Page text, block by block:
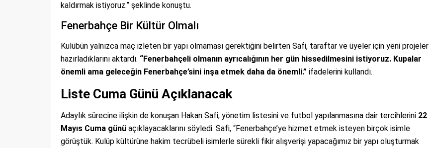
kaldırmak istiyoruz.” şeklinde konuştu.
Fenerbahçe Bir Kültür Olmalı
Kulübün yalnızca maç izleten bir yapı olmaması gerektiğini belirten Safi, taraftar ve üyeler için yeni projeler
hazırladıklarını aktardı. “Fenerbahçeli olmanın ayrıcalığının her gün hissedilmesini istiyoruz. Kupalar
önemli ama geleceğin Fenerbahçe’sini inşa etmek daha da önemli.” ifadelerini kullandı.
Liste Cuma Günü Açıklanacak
Adaylık sürecine ilişkin de konuşan Hakan Safi, yönetim listesini ve futbol yapılanmasına dair tercihlerini 22
Mayıs Cuma günü açıklayacaklarını söyledi. Safi, “Fenerbahçe’ye hizmet etmek isteyen birçok isimle
görüştük. Kulüp kültürüne hakim tecrübeli isimlerle sürekli fikir alışverişi yapacağımız bir yapı oluşturmak